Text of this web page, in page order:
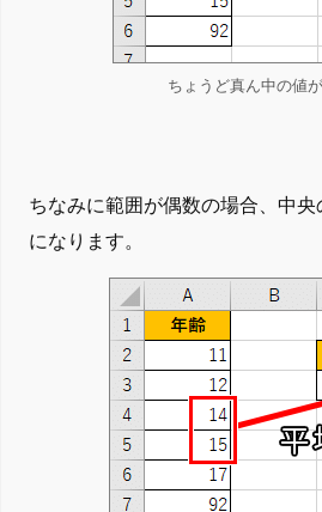
ちょうど真ん中の値
ちなみに範囲が偶数の場合、中央
になります。